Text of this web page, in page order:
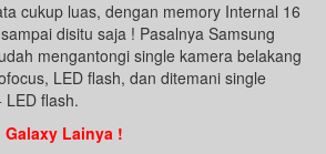
cukup luas, dengan memory Internal 16
disitu saja ! Pasalnya Samsung
mengantongi single kamera belakang
LED flash, dan ditemani single
LED flash.
Galaxy Lainya !